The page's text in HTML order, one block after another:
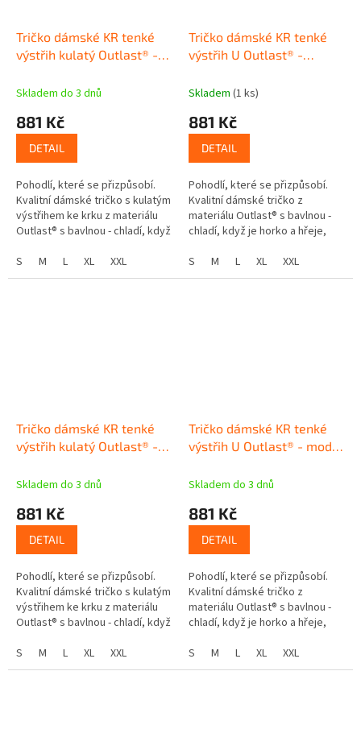
Tričko dámské KR tenké
výstřih kulatý Outlast® -
Skladem do 3 dnů
881 Kč
DETAIL
Pohodlí, které se přizpůsobí.
Kvalitní dámské tričko s kulatým
výstřihem ke krku z materiálu
Outlast® s bavlnou - chladí, když
ochladí. Chytré tričko...
S M L XL XXL
Tričko dámské KR tenké
výstřih U Outlast® -
Skladem (1 ks)
881 Kč
DETAIL
Pohodlí, které se přizpůsobí.
Kvalitní dámské tričko z
materiálu Outlast® s bavlnou -
chladí, když je horko a hřeje,
Méně pocení, více pohodlí...
S M L XL XXL
Tričko dámské KR tenké
výstřih kulatý Outlast® -
Skladem do 3 dnů
881 Kč
DETAIL
Pohodlí, které se přizpůsobí.
Kvalitní dámské tričko s kulatým
výstřihem ke krku z materiálu
Outlast® s bavlnou - chladí, když
ochladí. Chytré tričko...
S M L XL XXL
Tričko dámské KR tenké
výstřih U Outlast® - modrá
Skladem do 3 dnů
881 Kč
DETAIL
Pohodlí, které se přizpůsobí.
Kvalitní dámské tričko z
materiálu Outlast® s bavlnou -
chladí, když je horko a hřeje,
Méně pocení, více pohodlí...
S M L XL XXL